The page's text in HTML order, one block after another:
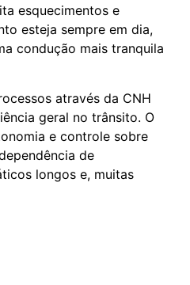
esquecimentos e
esteja sempre em dia,
condução mais tranquila
através da CNH
geral no trânsito. O
e controle sobre
de
longos e, muitas